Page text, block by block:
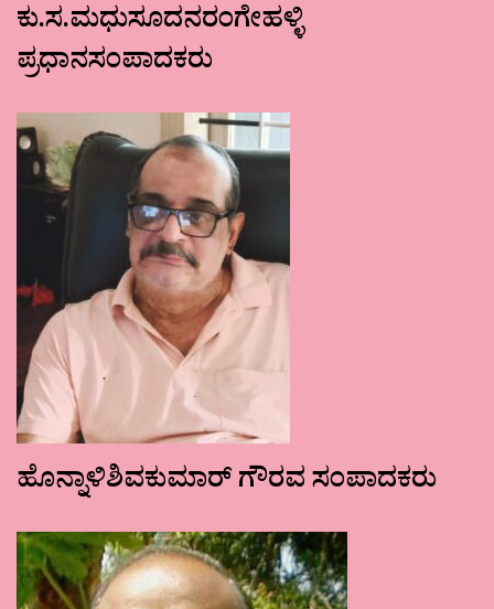
ಕು.ಸ.ಮಧುಸೂದನರಂಗೇಹಳ್ಳಿ
ಪ್ರಧಾನಸಂಪಾದಕರು
ಹೊನ್ನಾಳಿಶಿವಕುಮಾರ್ ಗೌರವ ಸಂಪಾದಕರು